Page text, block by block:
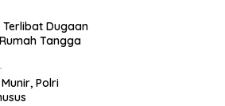
Dugaan
Tangga
Polri